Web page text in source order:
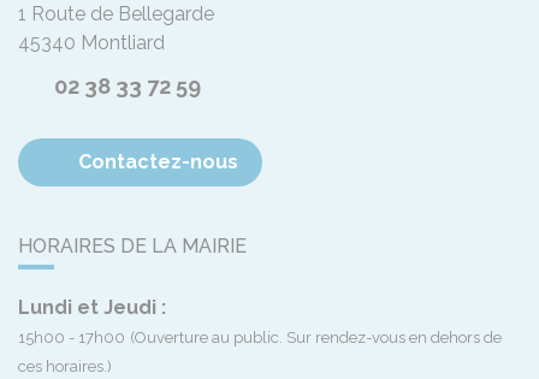
1 Route de Bellegarde
45340 Montliard
02 38 33 72 59
Contactez-nous
HORAIRES DE LA MAIRIE
Lundi et Jeudi :
15h00 - 17h00 (Ouverture au public. Sur rendez-vous en dehors de
ces horaires.)